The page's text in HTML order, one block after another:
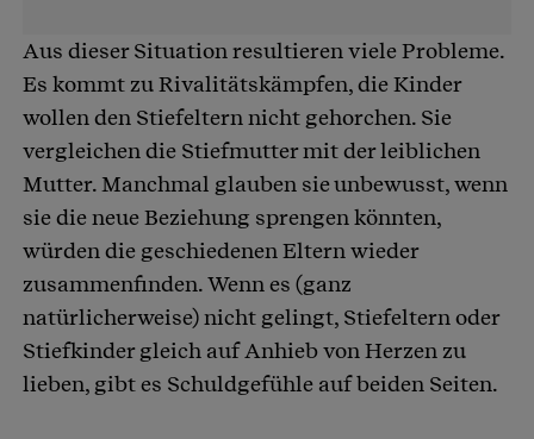
Aus dieser Situation resultieren viele Probleme.
Es kommt zu Rivalitätskämpfen, die Kinder
wollen den Stiefeltern nicht gehorchen. Sie
vergleichen die Stiefmutter mit der leiblichen
Mutter. Manchmal glauben sie unbewusst, wenn
sie die neue Beziehung sprengen könnten,
würden die geschiedenen Eltern wieder
zusammenfinden. Wenn es (ganz
natürlicherweise) nicht gelingt, Stiefeltern oder
Stiefkinder gleich auf Anhieb von Herzen zu
lieben, gibt es Schuldgefühle auf beiden Seiten.